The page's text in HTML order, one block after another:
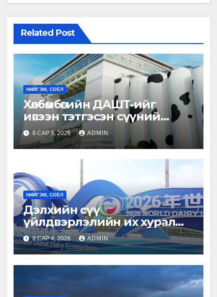
Related Post
НИЙГЭМ, СОЁЛ
Хөлбөмбөгийн ДАШТ-ийг
ивээн тэтгэсэн сүүний
үйлдвэр
8 САР 5, 2026 ADMIN
НИЙГЭМ, СОЁЛ
Дэлхийн сүү
үйлдвэрлэлийн их хурал
болж байна
8 САР 4, 2026 ADMIN